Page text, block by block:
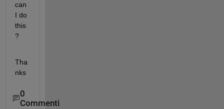
can
I do
this
?
Tha
nks
0
Commenti